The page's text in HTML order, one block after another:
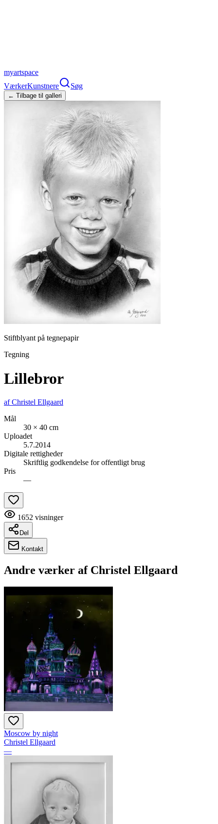
myartspace
VærkerKunstnere Søg
← Tilbage til galleri
Stiftblyant på tegnepapir
Tegning
Lillebror
afChristel Ellgaard
Mål
30 × 40 cm
Uploadet
5.7.2014
Digitale rettigheder
Skriftlig godkendelse for offentligt brug
Pris
—
1652 visninger
Del
Kontakt
Andre værker af Christel Ellgaard
Moscow by night
Christel Ellgaard
—